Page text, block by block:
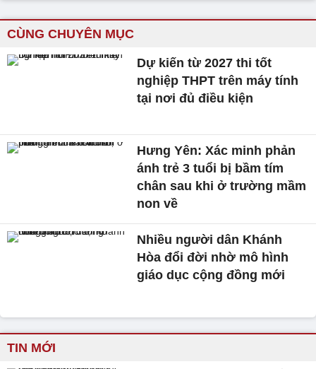
CÙNG CHUYÊN MỤC
Dự kiến từ 2027 thi tốt
nghiệp THPT trên máy tính
tại nơi đủ điều kiện
Hưng Yên: Xác minh phản
ánh trẻ 3 tuổi bị bầm tím
chân sau khi ở trường mầm
non về
Nhiều người dân Khánh
Hòa đổi đời nhờ mô hình
giáo dục cộng đồng mới
TIN MỚI